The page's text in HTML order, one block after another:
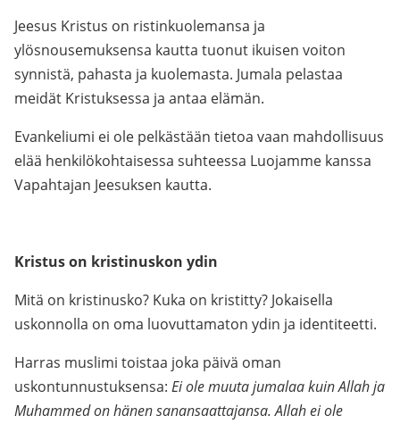
Jeesus Kristus on ristinkuolemansa ja
ylösnousemuksensa kautta tuonut ikuisen voiton
synnistä, pahasta ja kuolemasta. Jumala pelastaa
meidät Kristuksessa ja antaa elämän.
Evankeliumi ei ole pelkästään tietoa vaan mahdollisuus
elää henkilökohtaisessa suhteessa Luojamme kanssa
Vapahtajan Jeesuksen kautta.
Kristus on kristinuskon ydin
Mitä on kristinusko? Kuka on kristitty? Jokaisella
uskonnolla on oma luovuttamaton ydin ja identiteetti.
Harras muslimi toistaa joka päivä oman
uskontunnustuksensa: Ei ole muuta jumalaa kuin Allah ja
Muhammed on hänen sanansaattajansa. Allah ei ole